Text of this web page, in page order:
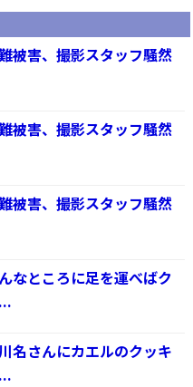
被害、撮影スタッフ騒然
被害、撮影スタッフ騒然
被害、撮影スタッフ騒然
なところに足を運べばク
名さんにカエルのクッキ